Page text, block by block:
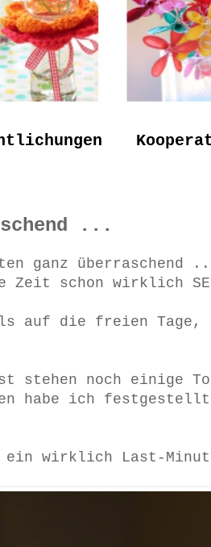
...
ganz
schon wirklich
die freien Tage,
stehen noch einige
habe ich
wirklich Last-